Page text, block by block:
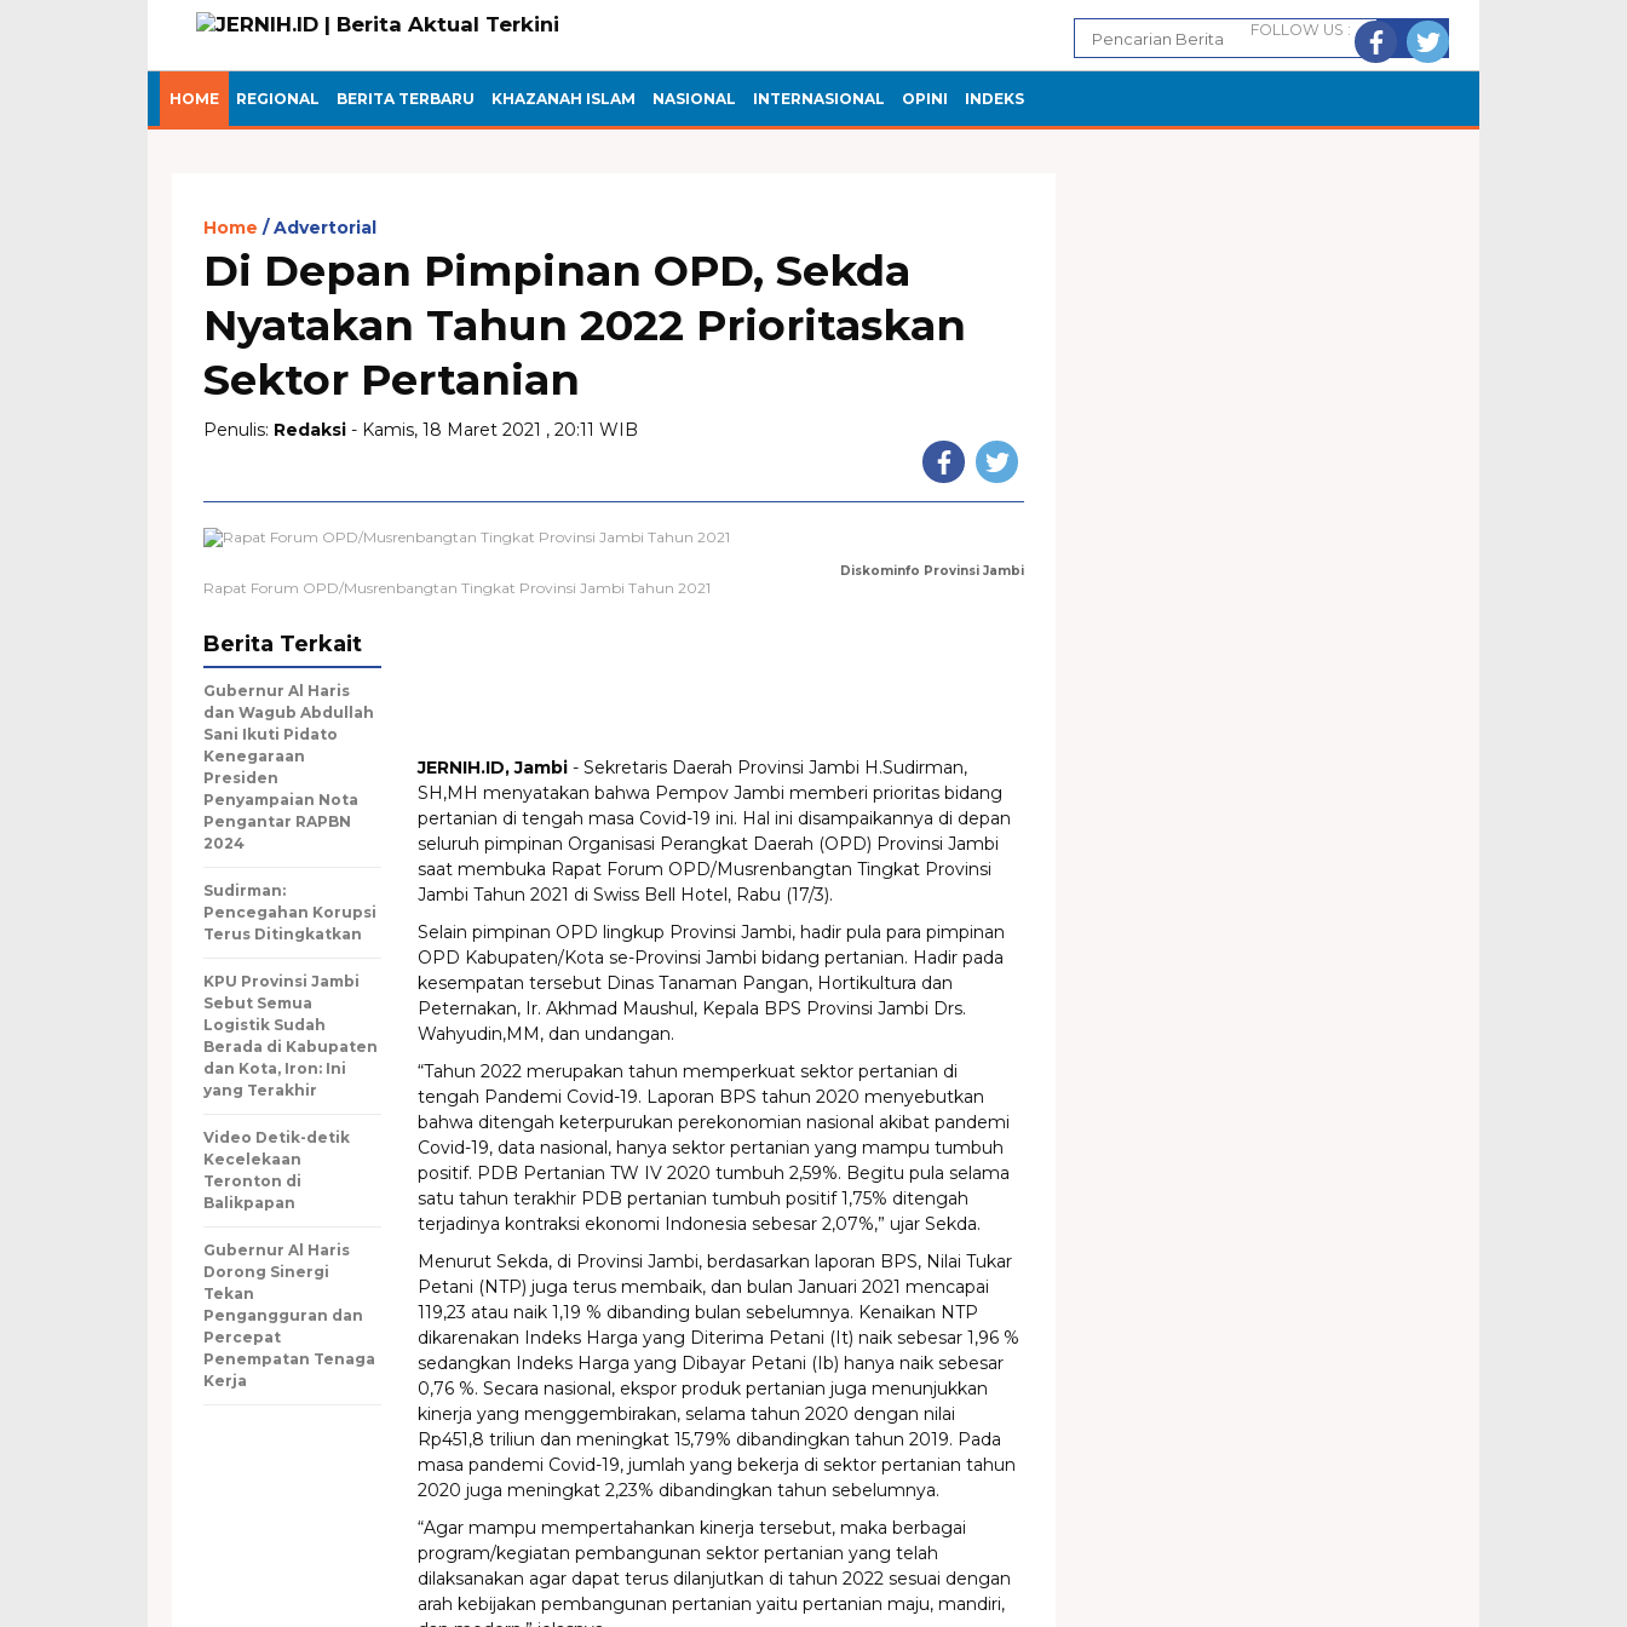
FOLLOW US :
HOME REGIONAL BERITA TERBARU KHAZANAH ISLAM NASIONAL INTERNASIONAL OPINI INDEKS
Home Advertorial
Di Depan Pimpinan OPD, Sekda
Nyatakan Tahun 2022 Prioritaskan
Sektor Pertanian
Penulis: Redaksi - Kamis, 18 Maret 2021 , 20:11 WIB
Diskominfo Provinsi Jambi
Rapat Forum OPD/Musrenbangtan Tingkat Provinsi Jambi Tahun 2021
Berita Terkait
Gubernur Al Haris
dan Wagub Abdullah
Sani Ikuti Pidato
Kenegaraan
Presiden
Penyampaian Nota
Pengantar RAPBN
2024
Sudirman:
Pencegahan Korupsi
Terus Ditingkatkan
KPU Provinsi Jambi
Sebut Semua
Logistik Sudah
Berada di Kabupaten
dan Kota, Iron: Ini
yang Terakhir
Video Detik-detik
Kecelekaan
Teronton di
Balikpapan
Gubernur Al Haris
Dorong Sinergi
Tekan
Pengangguran dan
Percepat
Penempatan Tenaga
Kerja
JERNIH.ID, Jambi - Sekretaris Daerah Provinsi Jambi H.Sudirman,
SH,MH menyatakan bahwa Pempov Jambi memberi prioritas bidang
pertanian di tengah masa Covid-19 ini. Hal ini disampaikannya di depan
seluruh pimpinan Organisasi Perangkat Daerah (OPD) Provinsi Jambi
saat membuka Rapat Forum OPD/Musrenbangtan Tingkat Provinsi
Jambi Tahun 2021 di Swiss Bell Hotel, Rabu (17/3).
Selain pimpinan OPD lingkup Provinsi Jambi, hadir pula para pimpinan
OPD Kabupaten/Kota se-Provinsi Jambi bidang pertanian. Hadir pada
kesempatan tersebut Dinas Tanaman Pangan, Hortikultura dan
Peternakan, Ir. Akhmad Maushul, Kepala BPS Provinsi Jambi Drs.
Wahyudin,MM, dan undangan.
“Tahun 2022 merupakan tahun memperkuat sektor pertanian di
tengah Pandemi Covid-19. Laporan BPS tahun 2020 menyebutkan
bahwa ditengah keterpurukan perekonomian nasional akibat pandemi
Covid-19, data nasional, hanya sektor pertanian yang mampu tumbuh
positif. PDB Pertanian TW IV 2020 tumbuh 2,59%. Begitu pula selama
satu tahun terakhir PDB pertanian tumbuh positif 1,75% ditengah
terjadinya kontraksi ekonomi Indonesia sebesar 2,07%,” ujar Sekda.
Menurut Sekda, di Provinsi Jambi, berdasarkan laporan BPS, Nilai Tukar
Petani (NTP) juga terus membaik, dan bulan Januari 2021 mencapai
119,23 atau naik 1,19 % dibanding bulan sebelumnya. Kenaikan NTP
dikarenakan Indeks Harga yang Diterima Petani (It) naik sebesar 1,96 %
sedangkan Indeks Harga yang Dibayar Petani (Ib) hanya naik sebesar
0,76 %. Secara nasional, ekspor produk pertanian juga menunjukkan
kinerja yang menggembirakan, selama tahun 2020 dengan nilai
Rp451,8 triliun dan meningkat 15,79% dibandingkan tahun 2019. Pada
masa pandemi Covid-19, jumlah yang bekerja di sektor pertanian tahun
2020 juga meningkat 2,23% dibandingkan tahun sebelumnya.
“Agar mampu mempertahankan kinerja tersebut, maka berbagai
program/kegiatan pembangunan sektor pertanian yang telah
dilaksanakan agar dapat terus dilanjutkan di tahun 2022 sesuai dengan
arah kebijakan pembangunan pertanian yaitu pertanian maju, mandiri,